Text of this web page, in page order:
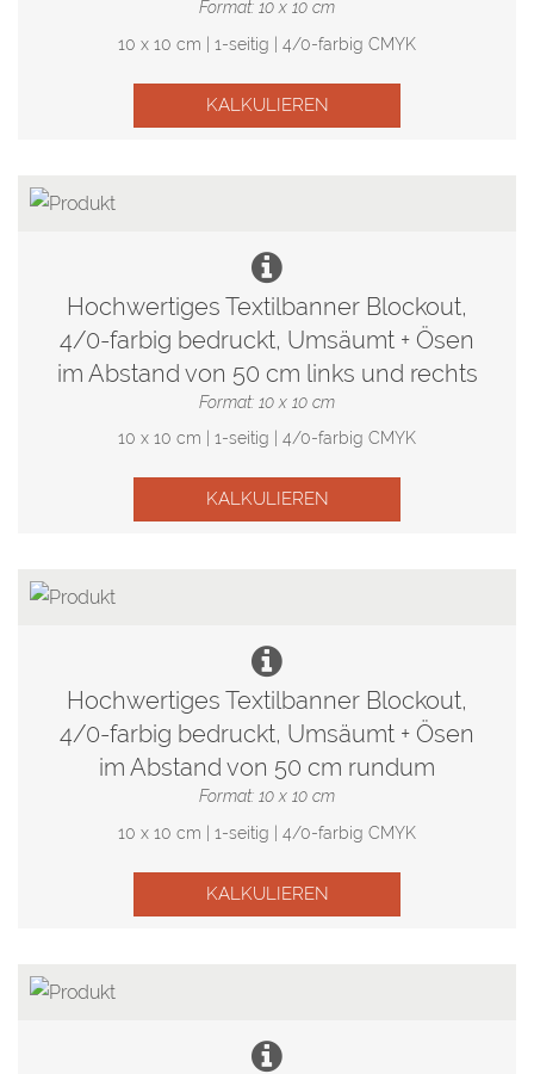
Format: 10 x 10 cm
10 x 10 cm | 1-seitig | 4/0-farbig CMYK
KALKULIEREN
Hochwertiges Textilbanner Blockout,
4/0-farbig bedruckt, Umsäumt + Ösen
im Abstand von 50 cm links und rechts
Format: 10 x 10 cm
10 x 10 cm | 1-seitig | 4/0-farbig CMYK
KALKULIEREN
Hochwertiges Textilbanner Blockout,
4/0-farbig bedruckt, Umsäumt + Ösen
im Abstand von 50 cm rundum
Format: 10 x 10 cm
10 x 10 cm | 1-seitig | 4/0-farbig CMYK
KALKULIEREN